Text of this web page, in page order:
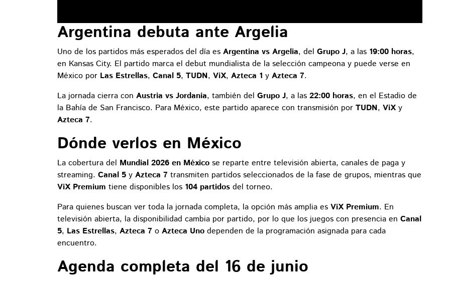
Argentina debuta ante Argelia
Uno de los partidos más esperados del día es Argentina vs Argelia, del Grupo J, a las 19:00 horas,
en Kansas City. El partido marca el debut mundialista de la selección campeona y puede verse en
México por Las Estrellas, Canal 5, TUDN, ViX, Azteca 1 y Azteca 7.
La jornada cierra con Austria vs Jordania, también del Grupo J, a las 22:00 horas, en el Estadio de
la Bahía de San Francisco. Para México, este partido aparece con transmisión por TUDN, ViX y
Azteca 7.
Dónde verlos en México
La cobertura del Mundial 2026 en México se reparte entre televisión abierta, canales de paga y
streaming. Canal 5 y Azteca 7 transmiten partidos seleccionados de la fase de grupos, mientras que
ViX Premium tiene disponibles los 104 partidos del torneo.
Para quienes buscan ver toda la jornada completa, la opción más amplia es ViX Premium. En
televisión abierta, la disponibilidad cambia por partido, por lo que los juegos con presencia en Canal
5, Las Estrellas, Azteca 7 o Azteca Uno dependen de la programación asignada para cada
encuentro.
Agenda completa del 16 de junio